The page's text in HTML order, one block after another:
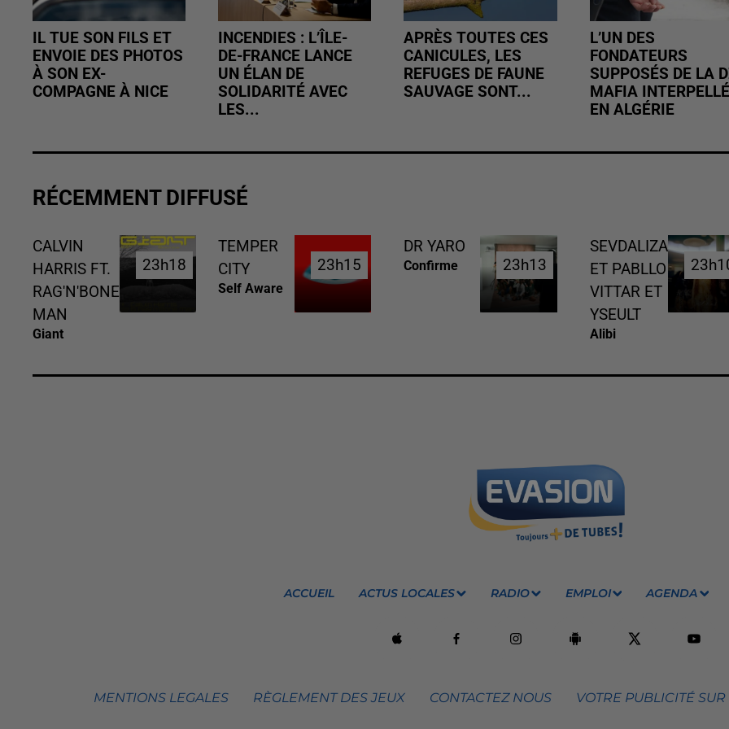
IL TUE SON FILS ET
ENVOIE DES PHOTOS
À SON EX-
COMPAGNE À NICE
INCENDIES : L’ÎLE-
DE-FRANCE LANCE
UN ÉLAN DE
SOLIDARITÉ AVEC
LES...
APRÈS TOUTES CES
CANICULES, LES
REFUGES DE FAUNE
SAUVAGE SONT...
L’UN DES
FONDATEURS
SUPPOSÉS DE LA
MAFIA INTERPELLÉ
EN ALGÉRIE
RÉCEMMENT DIFFUSÉ
CALVIN
HARRIS FT.
RAG'N'BONE
MAN
Giant
23h18
23h18
TEMPER
CITY
Self Aware
23h15
23h15
DR YARO
Confirme 23h13
23h13
SEVDALIZA
ET PABLLO
VITTAR ET
YSEULT
Alibi
ACCUEIL ACTUS LOCALES RADIO EMPLOI AGENDA
MENTIONS LEGALES RÈGLEMENT DES JEUX CONTACTEZ NOUS VOTRE PUBLICITÉ